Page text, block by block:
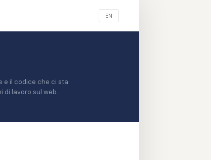
EN
e il codice che ci sta
di lavoro sul web.